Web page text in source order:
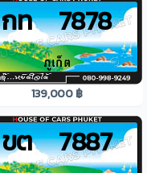
กท 7878
139,000 ฿
ขต 7887